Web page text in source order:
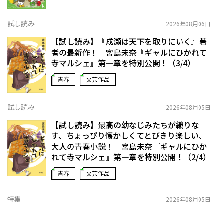
試し読み 2026年08月06日
【試し読み】『成瀬は天下を取りにいく』著
者の最新作！ 宮島未奈『ギャルにひかれて
寺マルシェ』第一章を特別公開！（3/4）
青春 文芸作品
試し読み 2026年08月05日
【試し読み】最高の幼なじみたちが織りな
す、ちょっぴり懐かしくてとびきり楽しい、
大人の青春小説！ 宮島未奈『ギャルにひか
れて寺マルシェ』第一章を特別公開！（2/4）
青春 文芸作品
特集 2026年08月05日